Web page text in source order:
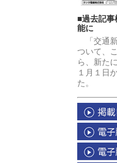
■過去記
能に
「交通
ついて、
ら、新た
１月１日
た